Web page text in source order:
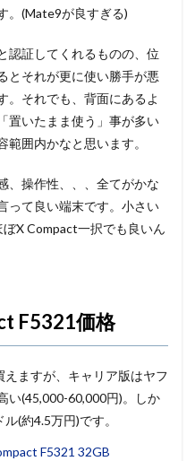
。(Mate9が良すぎる)
認証してくれるものの、位
とそれが更に使い勝手が悪
。それでも、背面にあるよ
置いたまま使う」事が多い
囲内かなと思います。
、操作性、、、全てがかな
って良い端末です。小さい
X Compact一択でも良いん
F5321価格
ますが、キャリア版はヤフ
い(45,000-60,000円)。しか
(約4.5万円)です。
F5321 32GB